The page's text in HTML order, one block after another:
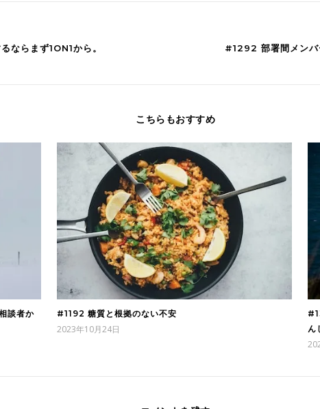
ならまず1ON1から。 #1292 部署間メンバ
こちらもおすすめ
談者か
#1192 糖質と根拠のない不安
2023年10月24日
ん